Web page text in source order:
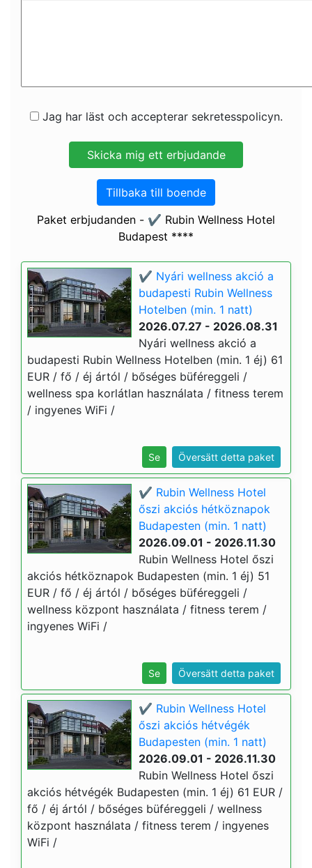
Jag har läst och accepterar sekretesspolicyn.
Tillbaka till boende
Paket erbjudanden - ✔️ Rubin Wellness Hotel
Budapest ****
✔️ Nyári wellness akció a
budapesti Rubin Wellness
Hotelben (min. 1 natt)
2026.07.27 - 2026.08.31
Nyári wellness akció a
budapesti Rubin Wellness Hotelben (min. 1 éj) 61
EUR / fő / éj ártól / bőséges büféreggeli /
wellness spa korlátlan használata / fitness terem
/ ingyenes WiFi /
Se Översätt detta paket
✔️ Rubin Wellness Hotel
őszi akciós hétköznapok
Budapesten (min. 1 natt)
2026.09.01 - 2026.11.30
Rubin Wellness Hotel őszi
akciós hétköznapok Budapesten (min. 1 éj) 51
EUR / fő / éj ártól / bőséges büféreggeli /
wellness központ használata / fitness terem /
ingyenes WiFi /
Se Översätt detta paket
✔️ Rubin Wellness Hotel
őszi akciós hétvégék
Budapesten (min. 1 natt)
2026.09.01 - 2026.11.30
Rubin Wellness Hotel őszi
akciós hétvégék Budapesten (min. 1 éj) 61 EUR /
fő / éj ártól / bőséges büféreggeli / wellness
központ használata / fitness terem / ingyenes
WiFi /